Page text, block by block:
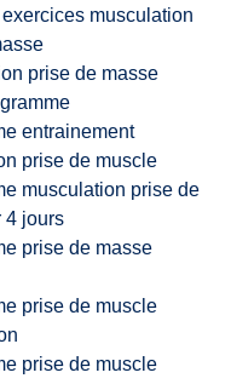
musculation
prise de masse
entrainement
prise de muscle
musculation prise de
4 jours
prise de masse
prise de muscle
prise de muscle